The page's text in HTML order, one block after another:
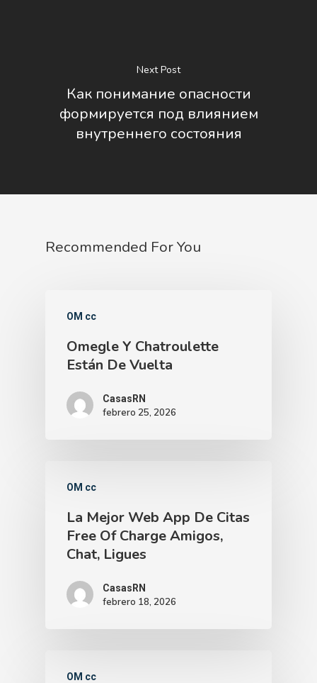
Next Post
Как понимание опасности
формируется под влиянием
внутреннего состояния
Recommended For You
OM cc
Omegle Y Chatroulette
Están De Vuelta
CasasRN
febrero 25, 2026
OM cc
La Mejor Web App De Citas
Free Of Charge Amigos,
Chat, Ligues
CasasRN
febrero 18, 2026
OM cc